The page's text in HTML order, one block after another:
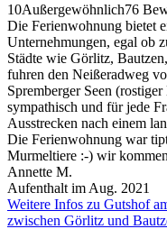
10Außergewöhnlich76
Die Ferienwohnung bietet
Unternehmungen, egal ob
Städte wie Görlitz,
fuhren den Neißeradweg
Spremberger Seen
sympathisch und für jede
Ausstrecken nach einem
Die Ferienwohnung war
Murmeltiere :-) wir
Annette M.
Aufenthalt im Aug. 2021
Weitere Infos zu Gutshof
zwischen Görlitz und